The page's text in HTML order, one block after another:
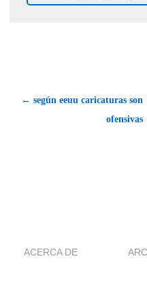
← según eeuu caricaturas son
ofensivas
ACERCA DE